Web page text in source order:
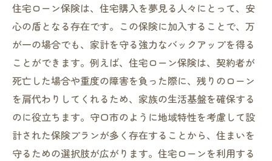
住宅ローン保険は、住宅購入を夢見る人々にとって、安
心の盾となる存在です。この保険に加入することで、万
が一の場合でも、家計を守る強力なバックアップを得る
ことができます。例えば、住宅ローン保険は、契約者が
死亡した場合や重度の障害を負った際に、残りのローン
を肩代わりしてくれるため、家族の生活基盤を確保する
のに役立ちます。守口市のように地域特性を考慮して設
計された保険プランが多く存在することから、住まいを
守るための選択肢が広がります。住宅ローンを利用する